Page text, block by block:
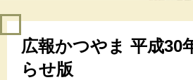
広報かつやま 平成30
らせ版